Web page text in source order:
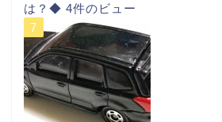
は？◆ 4件のビュー